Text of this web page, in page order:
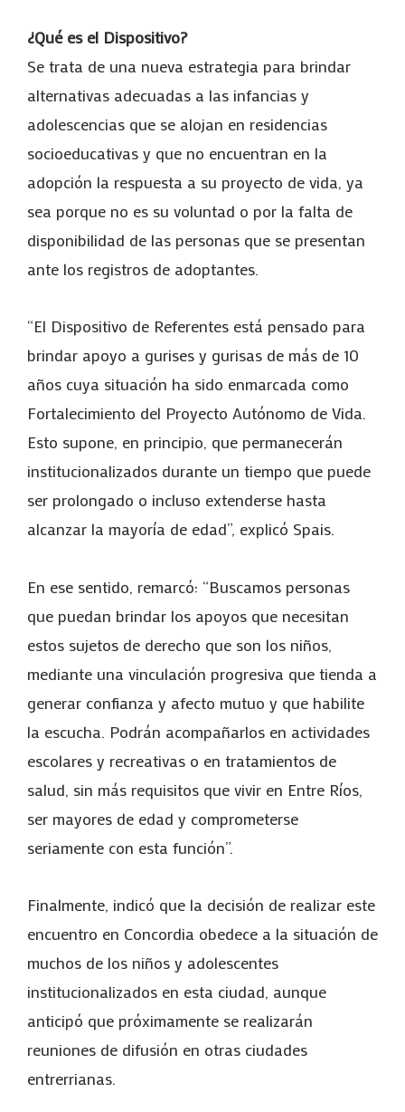
¿Qué es el Dispositivo?
Se trata de una nueva estrategia para brindar
alternativas adecuadas a las infancias y
adolescencias que se alojan en residencias
socioeducativas y que no encuentran en la
adopción la respuesta a su proyecto de vida, ya
sea porque no es su voluntad o por la falta de
disponibilidad de las personas que se presentan
ante los registros de adoptantes.
“El Dispositivo de Referentes está pensado para
brindar apoyo a gurises y gurisas de más de 10
años cuya situación ha sido enmarcada como
Fortalecimiento del Proyecto Autónomo de Vida.
Esto supone, en principio, que permanecerán
institucionalizados durante un tiempo que puede
ser prolongado o incluso extenderse hasta
alcanzar la mayoría de edad”, explicó Spais.
En ese sentido, remarcó: “Buscamos personas
que puedan brindar los apoyos que necesitan
estos sujetos de derecho que son los niños,
mediante una vinculación progresiva que tienda a
generar confianza y afecto mutuo y que habilite
la escucha. Podrán acompañarlos en actividades
escolares y recreativas o en tratamientos de
salud, sin más requisitos que vivir en Entre Ríos,
ser mayores de edad y comprometerse
seriamente con esta función”.
Finalmente, indicó que la decisión de realizar este
encuentro en Concordia obedece a la situación de
muchos de los niños y adolescentes
institucionalizados en esta ciudad, aunque
anticipó que próximamente se realizarán
reuniones de difusión en otras ciudades
entrerrianas.